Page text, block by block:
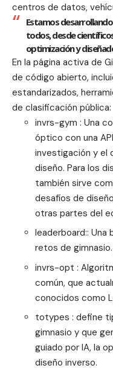
centros de datos,
Estamos
todos, desde
optimización y
En la página activa de
de código abierto,
estandarizados,
de clasificación pública:
invrs-gym : Una
óptico con una
investigación y el
diseño. Para los
también sirve
desafíos de
otras partes del
leaderboard::
retos de
invrs-opt :
común, que
conocidos como
totypes : define
gimnasio y que
guiado por IA, la
diseño inverso.